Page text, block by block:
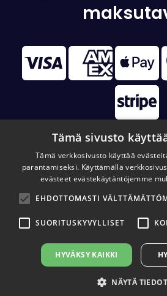
© 2026 Disc Golf Monster All
⚠️ HUOM! Monsterit lomailevat
Tämä sivusto
Tämä verkkosivusto käyttää
parantamiseksi. Käyttämällä
evästeet evästekäytäntöjemme
EHDOTTOMASTI
SUORITUSKYVYLLISET
HYVÄKSY KAIKKI
NÄYTÄ TIEDOT